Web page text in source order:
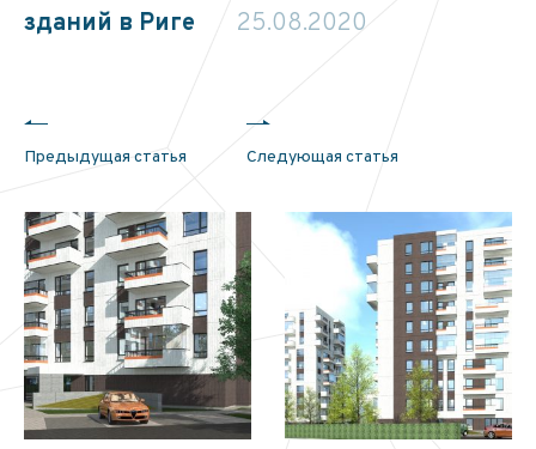
зданий в Риге
25.08.2020
Предыдущая статья Следующая статья